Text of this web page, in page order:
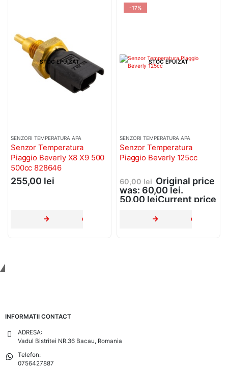
STOC EPUIZAT
SENZORI TEMPERATURA APA
Senzor Temperatura
Piaggio Beverly X8 X9 500
500cc 828646
255,00 lei
CITEȘTE MAI MULT
-17%
STOC EPUIZAT
SENZORI TEMPERATURA APA
Senzor Temperatura
Piaggio Beverly 125cc
60,00lei Original price
was: 60,00 lei.
50,00 leiCurrent price
CITEȘTE
INFORMATII CONTACT
ADRESA:
Vadul Bistritei NR.36 Bacau, Romania
Telefon:
0756427887